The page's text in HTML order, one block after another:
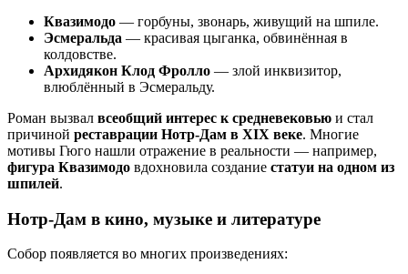
Квазимодо — горбуны, звонарь, живущий на шпиле.
Эсмеральда — красивая цыганка, обвинённая в
колдовстве.
Архидякон Клод Фролло — злой инквизитор,
влюблённый в Эсмеральду.
Роман вызвал всеобщий интерес к средневековью и стал
причиной реставрации Нотр-Дам в XIX веке. Многие
мотивы Гюго нашли отражение в реальности — например,
фигура Квазимодо вдохновила создание статуи на одном из
шпилей.
Нотр-Дам в кино, музыке и литературе
Собор появляется во многих произведениях: